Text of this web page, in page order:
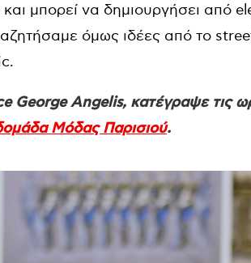
και μπορεί να δημιουργήσει από
όμως ιδέες από το
Angelis, κατέγραψε τις
Μόδας Παρισιού.